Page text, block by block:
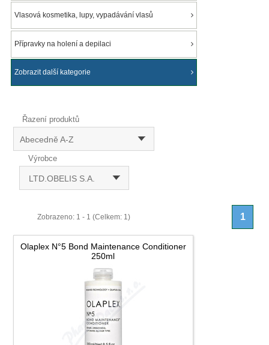
Vlasová kosmetika, lupy, vypadávání vlasů
Přípravky na holení a depilaci
Zobrazit další kategorie
Řazení produktů
Abecedně A-Z
Výrobce
LTD.OBELIS S.A.
Zobrazeno: 1 - 1 (Celkem: 1) 1
Olaplex N°5 Bond Maintenance Conditioner
250ml